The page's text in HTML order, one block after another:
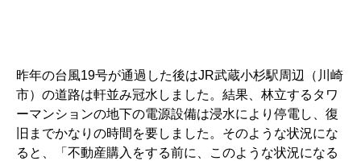
昨年の台風19号が通過した後はJR武蔵小杉駅周辺（川崎
市）の道路は軒並み冠水しました。結果、林立するタワ
ーマンションの地下の電源設備は浸水により停電し、復
旧までかなりの時間を要しました。そのような状況にな
ると、「不動産購入をする前に、このような状況になる